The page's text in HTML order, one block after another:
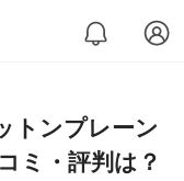
トンプレーン
ミ・評判は？